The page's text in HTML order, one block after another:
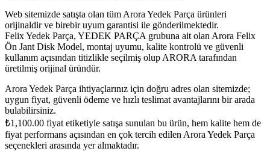
Web sitemizde satışta olan tüm Arora Yedek Parça ürünleri
orijinaldir ve birebir uyum garantisi ile gönderilmektedir.
Felix Yedek Parça, YEDEK PARÇA grubuna ait olan Arora Felix
Ön Jant Disk Model, montaj uyumu, kalite kontrolü ve güvenli
kullanım açısından titizlikle seçilmiş olup ARORA tarafından
üretilmiş orijinal üründür.
Arora Yedek Parça ihtiyaçlarınız için doğru adres olan sitemizde;
uygun fiyat, güvenli ödeme ve hızlı teslimat avantajlarını bir arada
bulabilirsiniz.
₺1,100.00 fiyat etiketiyle satışa sunulan bu ürün, hem kalite hem de
fiyat performans açısından en çok tercih edilen Arora Yedek Parça
seçenekleri arasında yer almaktadır.